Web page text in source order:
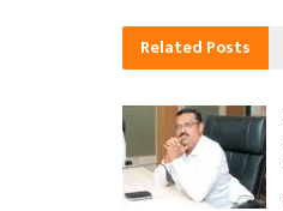
Related Posts